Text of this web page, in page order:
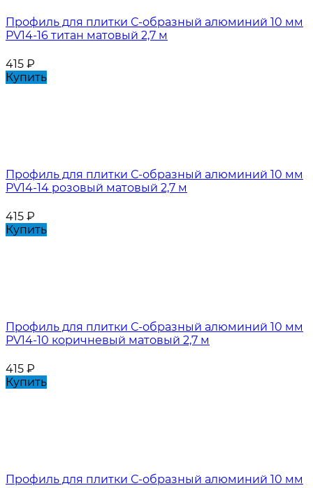
Профиль для плитки С-образный алюминий 10 мм
PV14-16 титан матовый 2,7 м
415 ₽
Купить
Профиль для плитки С-образный алюминий 10 мм
PV14-14 розовый матовый 2,7 м
415 ₽
Купить
Профиль для плитки С-образный алюминий 10 мм
PV14-10 коричневый матовый 2,7 м
415 ₽
Купить
Профиль для плитки С-образный алюминий 10 мм